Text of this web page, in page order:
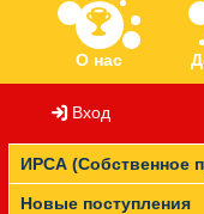
О нас
Ассортимент
Вход
ИРСА (Собственное
Новые поступления